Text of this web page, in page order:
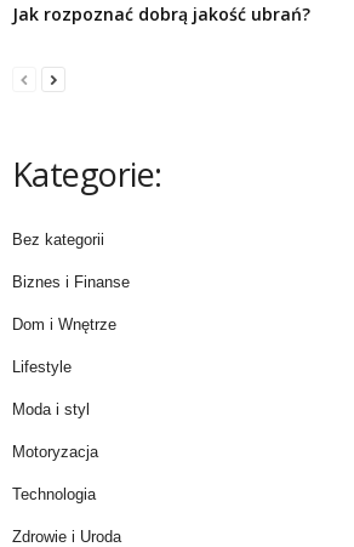
Jak rozpoznać dobrą jakość ubrań?
Kategorie:
Bez kategorii
Biznes i Finanse
Dom i Wnętrze
Lifestyle
Moda i styl
Motoryzacja
Technologia
Zdrowie i Uroda